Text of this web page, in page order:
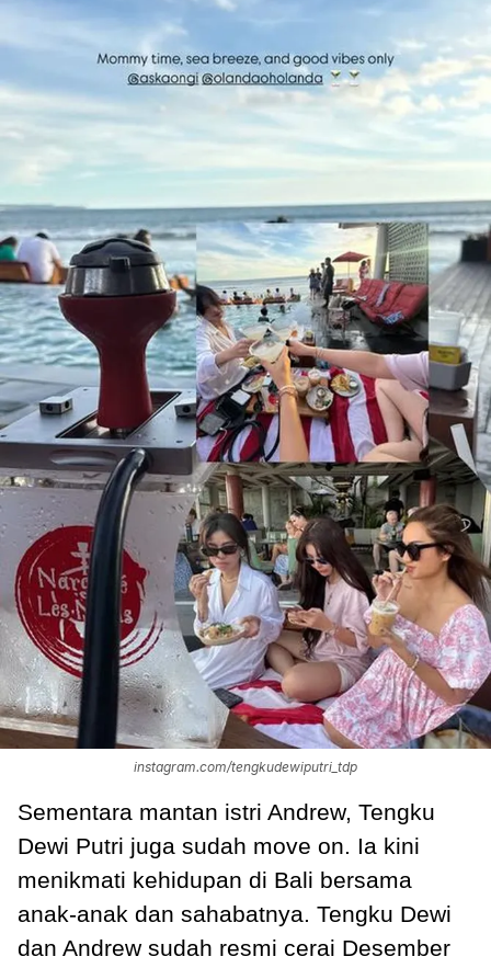
instagram.com/tengkudewiputri_tdp
Sementara mantan istri Andrew, Tengku
Dewi Putri juga sudah move on. Ia kini
menikmati kehidupan di Bali bersama
anak-anak dan sahabatnya. Tengku Dewi
dan Andrew sudah resmi cerai Desember